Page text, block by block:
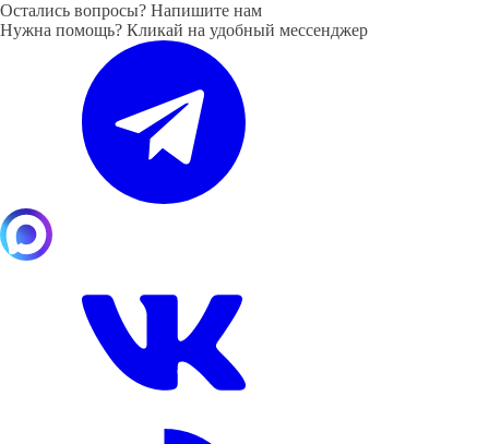
Остались вопросы? Напишите нам
Нужна помощь? Кликай на удобный мессенджер